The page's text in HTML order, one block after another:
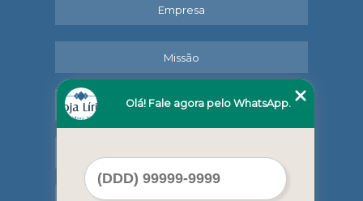
Empresa
Missão
Serviços
Olá! Fale agora pelo WhatsApp.